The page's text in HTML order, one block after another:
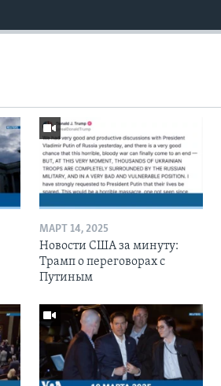
МАРТ 14, 2025
Новости США за минуту:
Трамп о переговорах с
Путиным